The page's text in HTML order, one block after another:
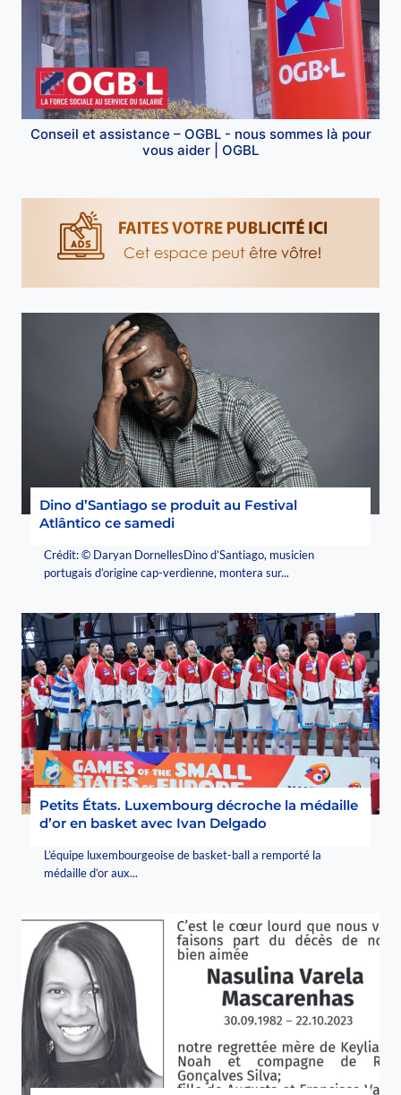
Conseil et assistance – OGBL - nous sommes là pour
vous aider | OGBL
Dino d’Santiago se produit au Festival
Atlântico ce samedi
Crédit: © Daryan DornellesDino d’Santiago, musicien
portugais d’origine cap-verdienne, montera sur...
Petits États. Luxembourg décroche la médaille
d’or en basket avec Ivan Delgado
L’équipe luxembourgeoise de basket-ball a remporté la
médaille d’or aux...